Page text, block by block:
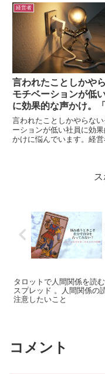
ってくれる「本当に読め
ットと巡り合うための、具
５つのチェックポイントか
自身の感性に響く「読める
ド」を探って参りましょう
経営者
言われたことしかや
モチベーションが低
に効果的な声かけ。
い」から探るコミュ
ション術
言われたことしかやらな
ーションが低い社員に効
かけに悩んでいます。経営
人を育てるときにも活か
タロットで人間関係を読
スプレッド 。人間関係の
注意したいこと
コメント